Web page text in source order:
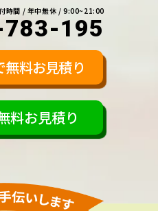
時間 / 年中無休 / 9:00~21:00
195
無料お見積り
料お見積り